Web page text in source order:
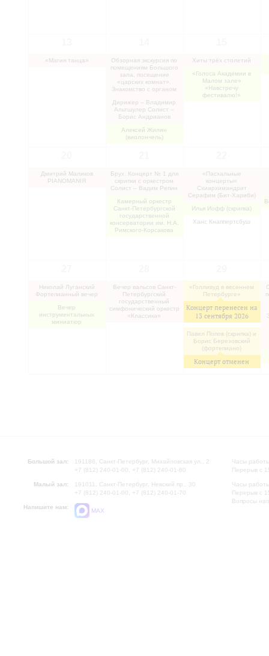
«Магия танца»
Обзорная экскурсия по
помещениям Большого
зала, посещение
«царских комнат».
Знакомство с органом
Дирижер – Владимир
Альтшулер Солист –
Борис Андрианов
Алексей Жилин
(виолончель)
Хиты трёх столетий
«Голоса Академии в
Малом зале»
«Навстречу
фестивалю!»
Дмитрий Маликов
PIANOMANIЯ
Брух. Концерт № 1 для
скрипки с оркестром
Солист – Вадим Репин
Камерный оркестр
Санкт-Петербургской
государственной
консерватории им. Н.А.
Римского-Корсакова
«Пасхальные
концерты»
Схиархимандрит
Серафим (Бит-Хариби)
Илья Иофф (скрипка)
Ханс Кнаппертсбуш
Николай Луганский
Фортепианный вечер
Вечер
инструментальных
миниатюр
Вечер вальсов Санкт-
Петербургский
государственный
симфонический оркестр
«Классика»
«Голливуд в весеннем
Петербурге»
Концерт перенесен на
13 сентября 2026
Павел Попов (скрипка) и
Борис Березовский
(фортепиано)
Концерт отменен
Большой зал:
191186, Санкт-Петербург, Михайловская ул., 2
+7 (812) 240-01-00, +7 (812) 240-01-80
Малый зал:
191011, Санкт-Петербург, Невский пр., 30
+7 (812) 240-01-00, +7 (812) 240-01-70
Напишите нам:
MAX
Часы
Перерыв с
Часы
Перерыв с
Вопросы